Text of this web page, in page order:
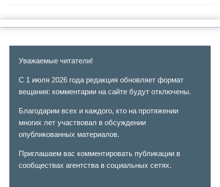
Уважаемые читатели!
С 1 июля 2026 года редакция обновляет формат
вещания: комментарии на сайте будут отключены.
Благодарим всех и каждого, кто на протяжении
многих лет участвовал в обсуждении
опубликованных материалов.
Приглашаем вас комментировать публикации в
сообществах агентства в социальных сетях.